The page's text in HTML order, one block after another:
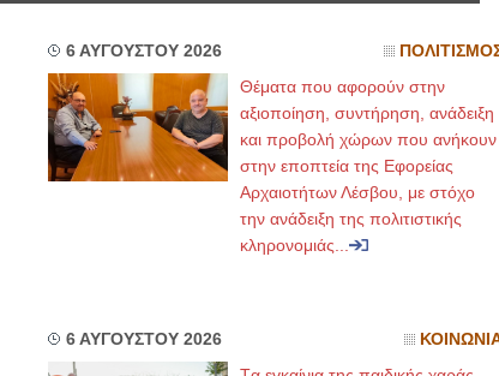
6 ΑΥΓΟΥΣΤΟΥ 2026
Θέματα που αφορούν στην
αξιοποίηση, συντήρηση, ανάδειξη
και προβολή χώρων που ανήκουν
στην εποπτεία της Εφορείας
Αρχαιοτήτων Λέσβου, με στόχο
την ανάδειξη της πολιτιστικής
κληρονομιάς...
6 ΑΥΓΟΥΣΤΟΥ 2026